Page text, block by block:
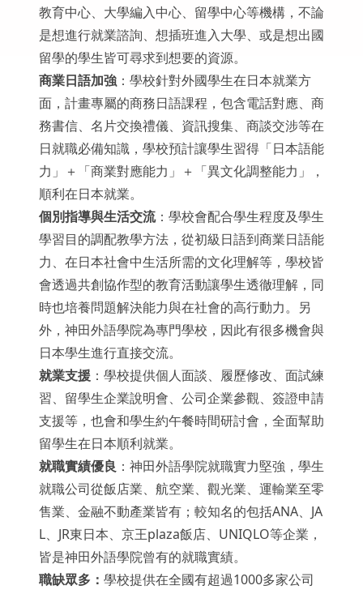
教育中心、大學編入中心、留學中心等機構，不論
是想進行就業諮詢、想插班進入大學、或是想出國
留學的學生皆可尋求到想要的資源。
商業日語加強：學校針對外國學生在日本就業方
面，計畫專屬的商務日語課程，包含電話對應、商
務書信、名片交換禮儀、資訊搜集、商談交涉等在
日就職必備知識，學校預計讓學生習得「日本語能
力」＋「商業對應能力」＋「異文化調整能力」，
順利在日本就業。
個別指導與生活交流：學校會配合學生程度及學生
學習目的調配教學方法，從初級日語到商業日語能
力、在日本社會中生活所需的文化理解等，學校皆
會透過共創協作型的教育活動讓學生透徹理解，同
時也培養問題解決能力與在社會的高行動力。另
外，神田外語學院為專門學校，因此有很多機會與
日本學生進行直接交流。
就業支援：學校提供個人面談、履歷修改、面試練
習、留學生企業說明會、公司企業參觀、簽證申請
支援等，也會和學生約午餐時間研討會，全面幫助
留學生在日本順利就業。
就職實績優良：神田外語學院就職實力堅強，學生
就職公司從飯店業、航空業、觀光業、運輸業至零
售業、金融不動產業皆有；較知名的包括ANA、JA
L、JR東日本、京王plaza飯店、UNIQLO等企業，
皆是神田外語學院曾有的就職實績。
職缺眾多： 學校提供在全國有超過1000多家公司